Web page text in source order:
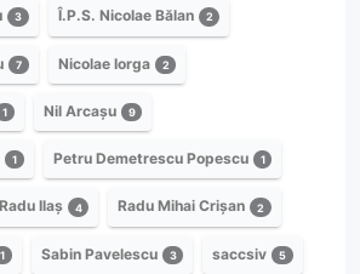
3 Î.P.S. Nicolae Bălan 2
7 Nicolae Iorga 2
1 Nil Arcașu 9
1 Petru Demetrescu Popescu 1
Radu Ilaș 4 Radu Mihai Crișan 2
1 Sabin Pavelescu 3 saccsiv 5